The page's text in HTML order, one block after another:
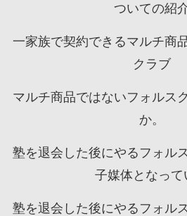
ついての紹
一家族で契約できるマルチ商
クラブ
マルチ商品ではないフォルス
か。
塾を退会した後にやるフォル
子媒体となって
塾を退会した後にやるフォル